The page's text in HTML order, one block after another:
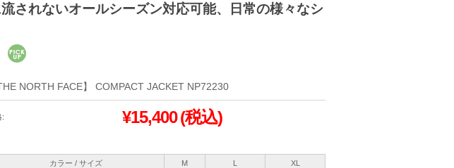
されないオールシーズン対応可能、日常の様々なシ
THE NORTH FACE】 COMPACT JACKET NP72230
: ¥15,400(税込)
カラー / サイズ M L XL